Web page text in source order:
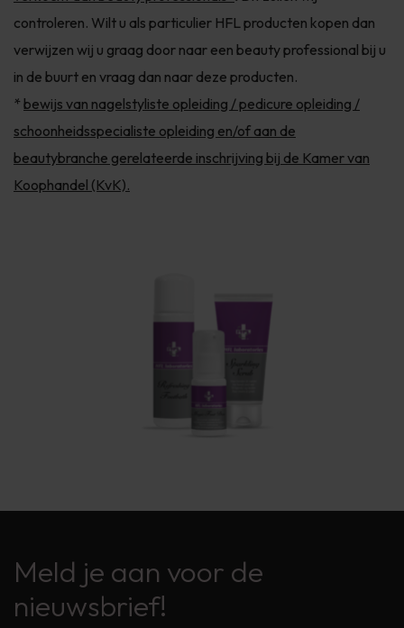
controleren. Wilt u als particulier HFL producten kopen dan
verwijzen wij u graag door naar een beauty professional bij u
in de buurt en vraag dan naar deze producten.
* bewijs van nagelstyliste opleiding / pedicure opleiding /
schoonheidsspecialiste opleiding en/of aan de
beautybranche gerelateerde inschrijving bij de Kamer van
Koophandel (KvK).
Meld je aan voor de
nieuwsbrief!